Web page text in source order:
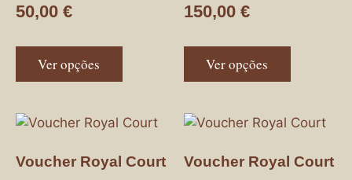
50,00 €
Ver opções
150,00 €
Ver opções
Voucher Royal Court Voucher Royal Court